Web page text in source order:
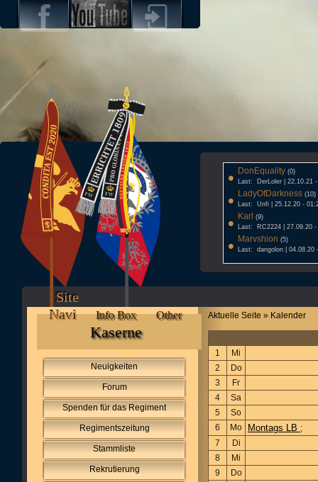
• DonEquality (0)
Last: DerLoler | 22.10.21
• LadyOfDarkness (10)
Last: Unfi | 25.12.20 -
• Karl (9)
Last: RC2224 | 27.09.20 -
• Marvshion (5)
Last: dangolon | 04.08.20
Site
Navi
Info Box Other
Kaserne
Neuigkeiten
Forum
Spenden für das Regiment
Regimentszeitung
Stammliste
Rekrutierung
Aktuelle Seite » Kalender
1
Mi
2
Do
3
Fr
4
Sa
5
So
6
Mo Montags LB ;
7
Di
8
Mi
9
Do